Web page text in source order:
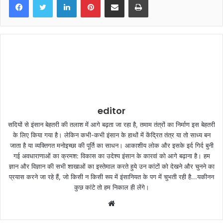
editor
सदियों से इंसान बेहतरी की तलाश में आगे बढ़ता जा रहा है, तमाम तंत्रों का निर्माण इस बेहतरी
के लिए किया गया है। लेकिन कभी-कभी इंसान के हाथों में केंद्रित तंत्र या तो साध्य बन
जाता है या व्यक्तिगत मनोइच्छा की पूर्ति का साधन। आकाशीय लोक और इसके इर्द गिर्द बुनी
गई अवधाराणाओं का क्रमश: विकास का उदेश्य इंसान के कारवां को आगे बढ़ाना है। हम
ज्ञान और विज्ञान की सभी शाखाओं का इस्तेमाल करते हुये उन कांटों को देखने और चुनने का
प्रयास करने जा रहे हैं, जो किसी न किसी रूप में इंसानियत के पग में चुभती रही है...यकीनन
कुछ कांटे तो हम निकाल ही लेंगे।